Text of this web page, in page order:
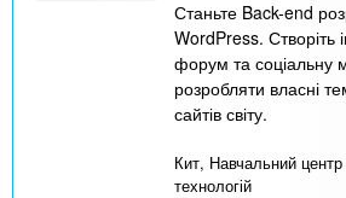
Станьте Back-end
WordPress. Створіть
форум та соціальну
розробляти власні
сайтів світу.
Кит, Навчальний
технологій